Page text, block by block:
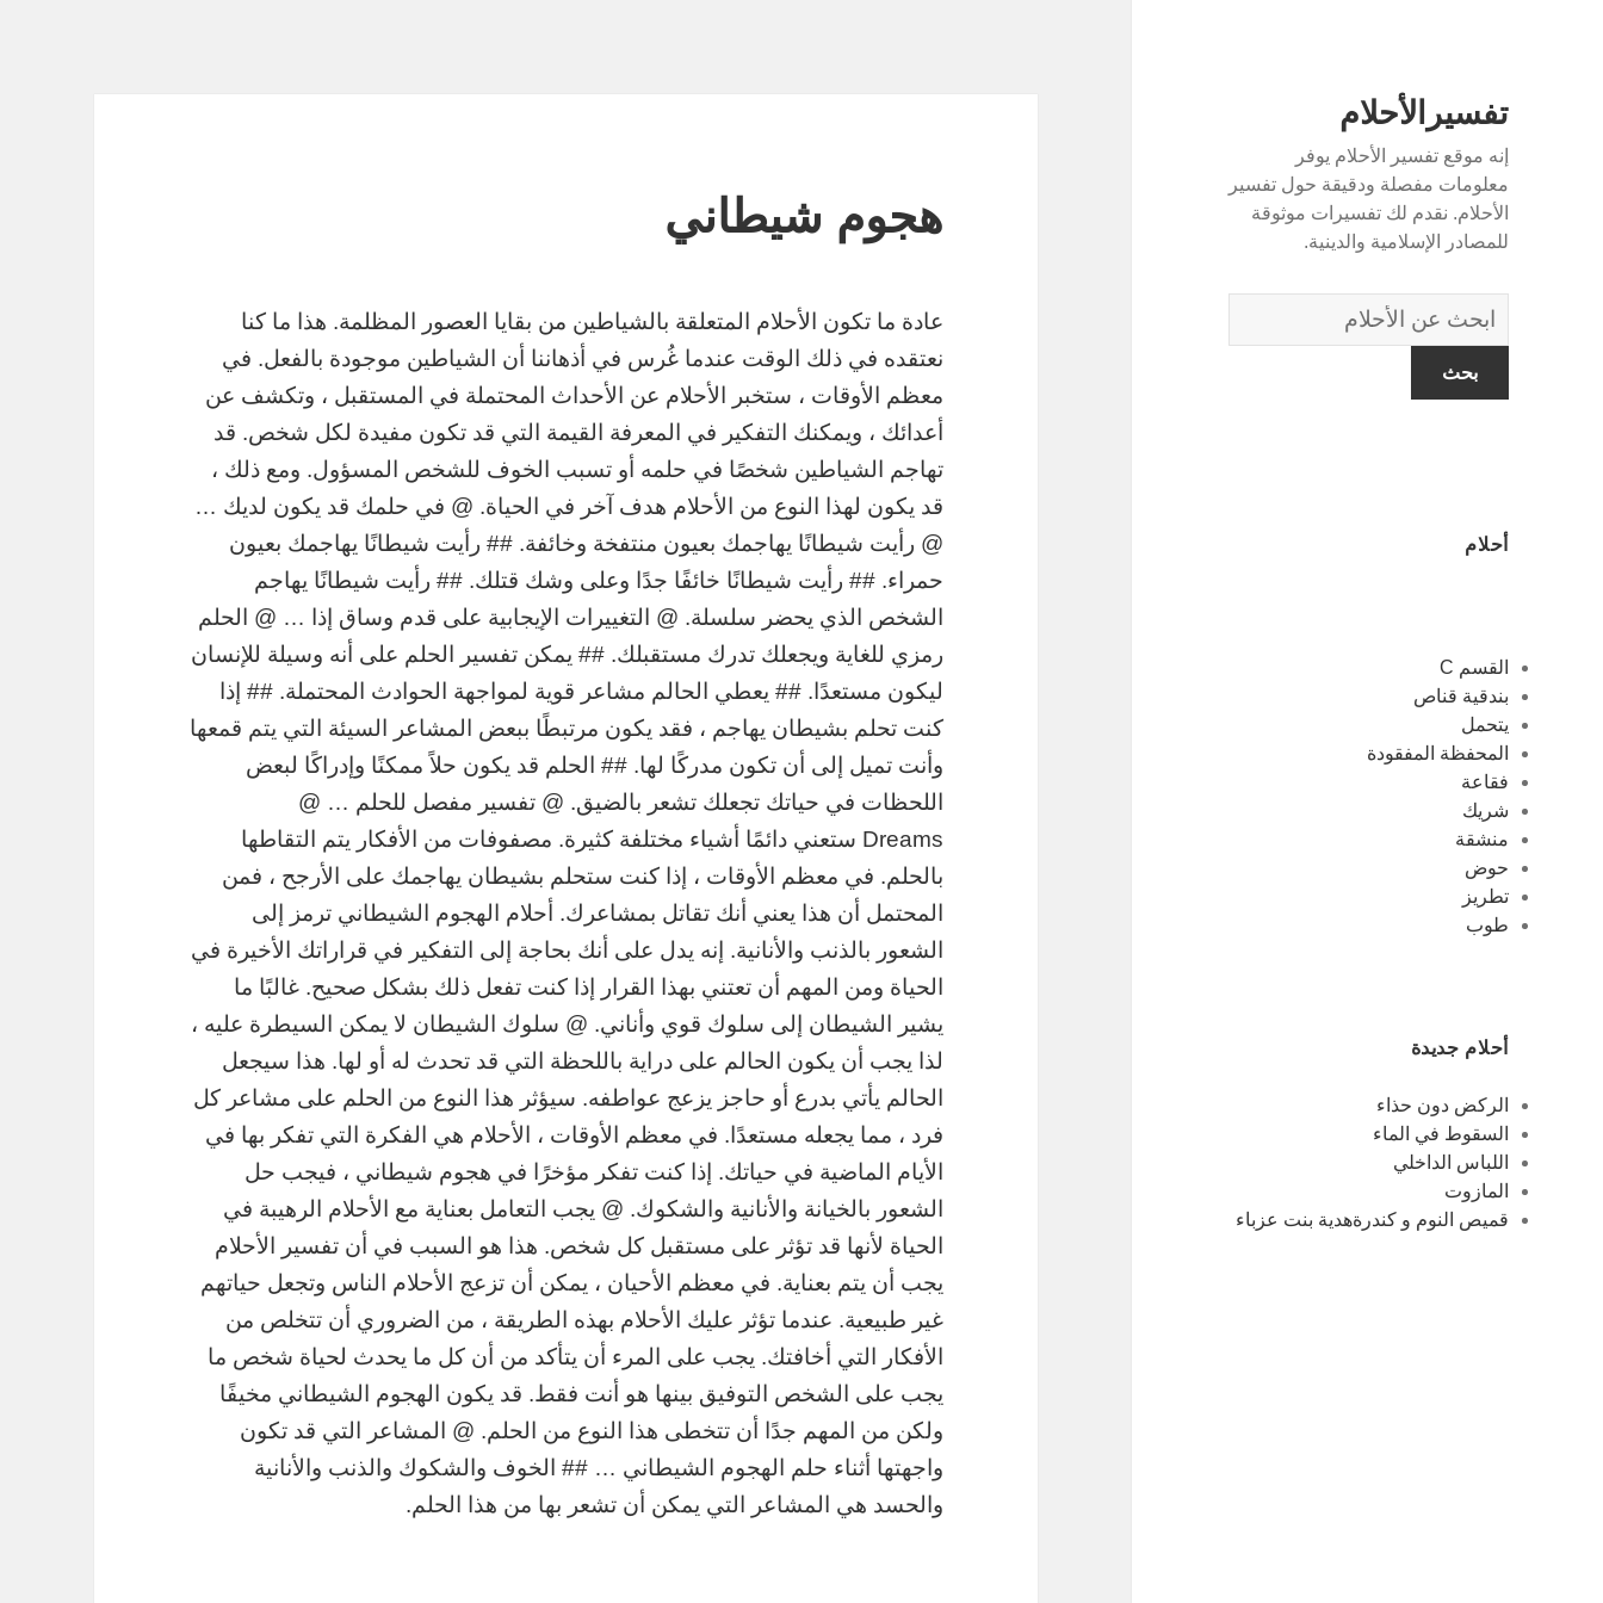
تفسيرالأحلام
إنه موقع تفسير الأحلام يوفر
معلومات مفصلة ودقيقة حول تفسير
الأحلام. نقدم لك تفسيرات موثوقة
للمصادر الإسلامية والدينية.
قاموس
الاحلام:
أحلام
القسم C
بندقية قناص
يتحمل
المحفظة المفقودة
فقاعة
شريك
منشقة
حوض
تطريز
طوب
أحلام جديدة
الركض دون حذاء
السقوط في الماء
اللباس الداخلي
المازوت
قميص النوم و كندرةهدية بنت عزباء
هجوم شيطاني
عادة ما تكون الأحلام المتعلقة بالشياطين من بقايا العصور المظلمة. هذا ما كنا
نعتقده في ذلك الوقت عندما غُرس في أذهاننا أن الشياطين موجودة بالفعل. في
معظم الأوقات ، ستخبر الأحلام عن الأحداث المحتملة في المستقبل ، وتكشف عن
أعدائك ، ويمكنك التفكير في المعرفة القيمة التي قد تكون مفيدة لكل شخص. قد
تهاجم الشياطين شخصًا في حلمه أو تسبب الخوف للشخص المسؤول. ومع ذلك ،
قد يكون لهذا النوع من الأحلام هدف آخر في الحياة. @ في حلمك قد يكون لديك …
@ رأيت شيطانًا يهاجمك بعيون منتفخة وخائفة. ## رأيت شيطانًا يهاجمك بعيون
حمراء. ## رأيت شيطانًا خائفًا جدًا وعلى وشك قتلك. ## رأيت شيطانًا يهاجم
الشخص الذي يحضر سلسلة. @ التغييرات الإيجابية على قدم وساق إذا … @ الحلم
رمزي للغاية ويجعلك تدرك مستقبلك. ## يمكن تفسير الحلم على أنه وسيلة للإنسان
ليكون مستعدًا. ## يعطي الحالم مشاعر قوية لمواجهة الحوادث المحتملة. ## إذا
كنت تحلم بشيطان يهاجم ، فقد يكون مرتبطًا ببعض المشاعر السيئة التي يتم قمعها
وأنت تميل إلى أن تكون مدركًا لها. ## الحلم قد يكون حلاً ممكنًا وإدراكًا لبعض
اللحظات في حياتك تجعلك تشعر بالضيق. @ تفسير مفصل للحلم … @
Dreams ستعني دائمًا أشياء مختلفة كثيرة. مصفوفات من الأفكار يتم التقاطها
بالحلم. في معظم الأوقات ، إذا كنت ستحلم بشيطان يهاجمك على الأرجح ، فمن
المحتمل أن هذا يعني أنك تقاتل بمشاعرك. أحلام الهجوم الشيطاني ترمز إلى
الشعور بالذنب والأنانية. إنه يدل على أنك بحاجة إلى التفكير في قراراتك الأخيرة في
الحياة ومن المهم أن تعتني بهذا القرار إذا كنت تفعل ذلك بشكل صحيح. غالبًا ما
يشير الشيطان إلى سلوك قوي وأناني. @ سلوك الشيطان لا يمكن السيطرة عليه ،
لذا يجب أن يكون الحالم على دراية باللحظة التي قد تحدث له أو لها. هذا سيجعل
الحالم يأتي بدرع أو حاجز يزعج عواطفه. سيؤثر هذا النوع من الحلم على مشاعر كل
فرد ، مما يجعله مستعدًا. في معظم الأوقات ، الأحلام هي الفكرة التي تفكر بها في
الأيام الماضية في حياتك. إذا كنت تفكر مؤخرًا في هجوم شيطاني ، فيجب حل
الشعور بالخيانة والأنانية والشكوك. @ يجب التعامل بعناية مع الأحلام الرهيبة في
الحياة لأنها قد تؤثر على مستقبل كل شخص. هذا هو السبب في أن تفسير الأحلام
يجب أن يتم بعناية. في معظم الأحيان ، يمكن أن تزعج الأحلام الناس وتجعل حياتهم
غير طبيعية. عندما تؤثر عليك الأحلام بهذه الطريقة ، من الضروري أن تتخلص من
الأفكار التي أخافتك. يجب على المرء أن يتأكد من أن كل ما يحدث لحياة شخص ما
يجب على الشخص التوفيق بينها هو أنت فقط. قد يكون الهجوم الشيطاني مخيفًا
ولكن من المهم جدًا أن تتخطى هذا النوع من الحلم. @ المشاعر التي قد تكون
واجهتها أثناء حلم الهجوم الشيطاني … ## الخوف والشكوك والذنب والأنانية
والحسد هي المشاعر التي يمكن أن تشعر بها من هذا الحلم.